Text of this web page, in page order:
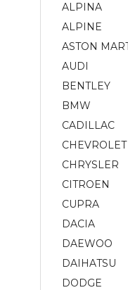
ALPINA
ALPINE
ASTON
AUDI
BENTLEY
BMW
CADILLAC
CHEVROLET
CHRYSLER
CITROEN
CUPRA
DACIA
DAEWOO
DAIHATSU
DODGE